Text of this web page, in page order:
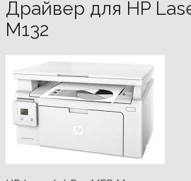
Драйвер для HP
M132